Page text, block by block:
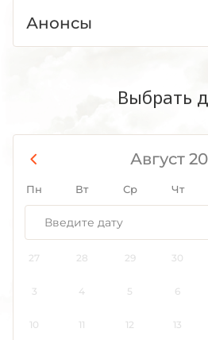
Анонсы
Выбрать
Август
Пн Вт Ср Чт
27 28 29 30
3 4 5 6
10 11 12 13